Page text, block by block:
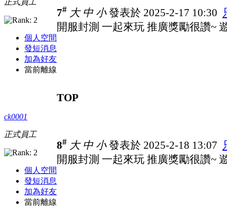
個人空間
發短消息
加為好友
當前離線
7# 大 中 小發表於 2025-2-17 10:30
開服封測 一起來玩 推廣獎勵很讚~
TOP
ck0001
正式員工
個人空間
發短消息
加為好友
當前離線
8# 大 中 小發表於 2025-2-18 13:07
開服封測 一起來玩 推廣獎勵很讚~